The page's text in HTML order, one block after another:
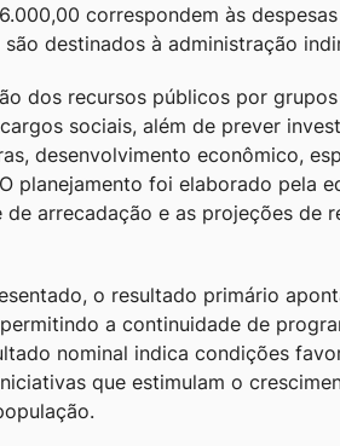
correspondem às
destinados à administração
dos recursos públicos por
sociais, além de prever
desenvolvimento econômico,
planejamento foi elaborado pela
arrecadação e as projeções de
o resultado primário
a continuidade de
nominal indica condições
que estimulam o